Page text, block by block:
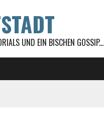
UND EIN BISCHEN GOSSIP...